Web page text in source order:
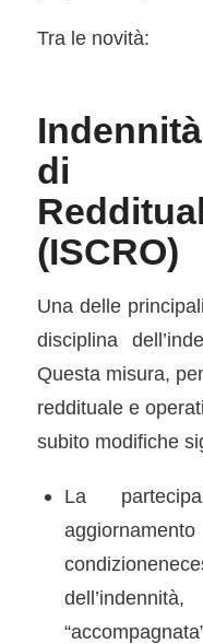
Tra le novità:
di
(ISCRO)
Una delle
disciplina
Questa misura,
reddituale e
subito modiﬁche
La